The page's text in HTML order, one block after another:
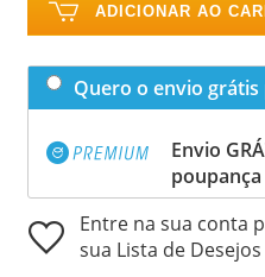
ADICIONAR AO
Quero o envio
Envio
Entre na sua conta
sua Lista de Desejos